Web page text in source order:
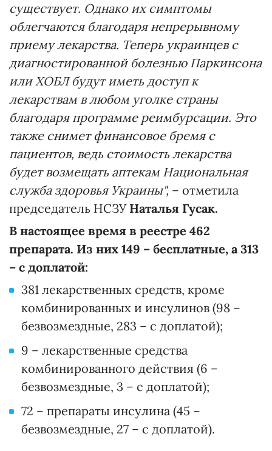
существует. Однако их симптомы
облегчаются благодаря непрерывному
приему лекарства. Теперь украинцев с
диагностированной болезнью Паркинсона
или ХОБЛ будут иметь доступ к
лекарствам в любом уголке страны
благодаря программе реимбурсации. Это
также снимет финансовое бремя с
пациентов, ведь стоимость лекарства
будет возмещать аптекам Национальная
служба здоровья Украины", – отметила
председатель НСЗУ Наталья Гусак.
В настоящее время в реестре 462
препарата. Из них 149 – бесплатные, а 313
– с доплатой:
381 лекарственных средств, кроме
комбинированных и инсулинов (98 –
безвозмездные, 283 – с доплатой);
9 – лекарственные средства
комбинированного действия (6 –
безвозмездные, 3 – с доплатой);
72 – препараты инсулина (45 –
безвозмездные, 27 – с доплатой).